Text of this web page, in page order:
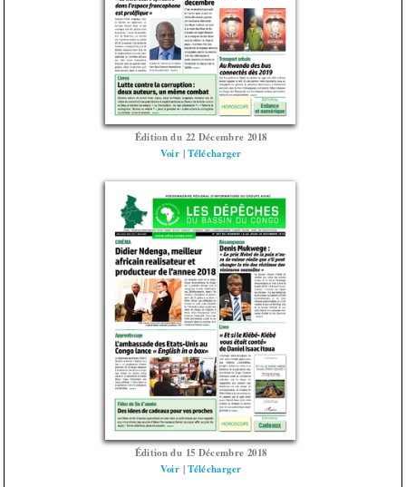
Édition du 22 Décembre 2018
Voir |Télécharger
Édition du 15 Décembre 2018
Voir |Télécharger